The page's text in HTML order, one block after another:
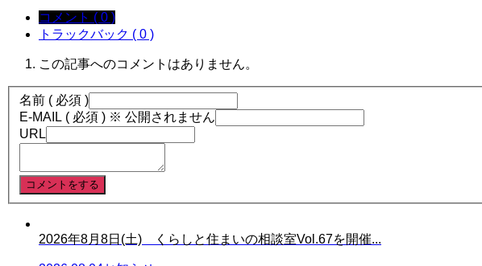
コメント ( 0 )
トラックバック ( 0 )
この記事へのコメントはありません。
名前 ( 必須 )
E-MAIL ( 必須 ) ※ 公開されません
URL
2026年8月8日(土) くらしと住まいの相談室Vol.67を開催...